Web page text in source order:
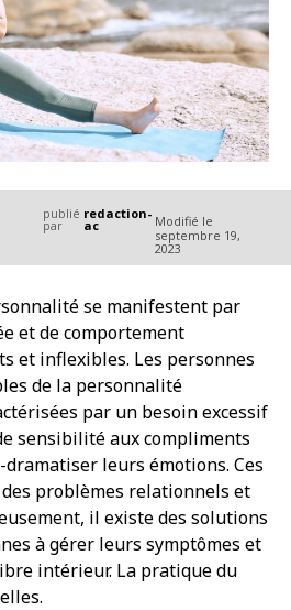
publié
par
redaction-
ac
Modifié le
septembre 19,
2023
se manifestent par
et de comportement
et inflexibles. Les personnes
de la personnalité
par un besoin excessif
sensibilité aux compliments
leurs émotions. Ces
problèmes relationnels et
il existe des solutions
à gérer leurs symptômes et
intérieur. La pratique du